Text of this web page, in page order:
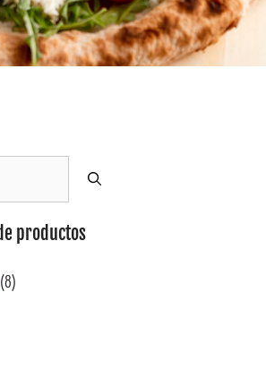
productos
(8)